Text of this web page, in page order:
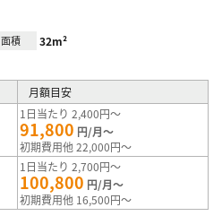
面積 32m²
月額目安
1日当たり 2,400円～
91,800 円/月～
初期費用他 22,000円～
1日当たり 2,700円～
100,800 円/月～
初期費用他 16,500円～